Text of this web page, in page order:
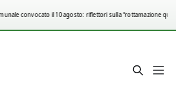
convocato il 10 agosto: riflettori sulla “rottamazione